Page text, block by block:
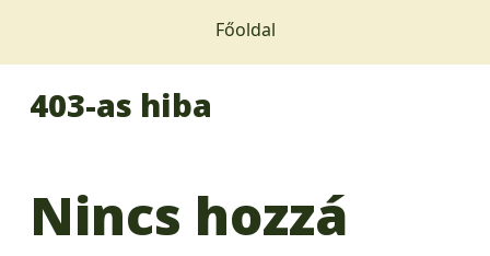
Főoldal
403-as hiba
Nincs hozzá